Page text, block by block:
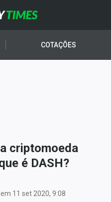
COTAÇÕES
criptomoeda
é DASH?
11 set 2020, 9:08